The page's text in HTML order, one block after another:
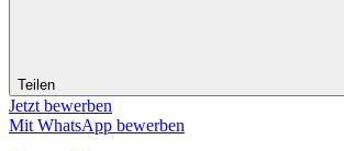
Teilen
Jetzt bewerben
Mit WhatsApp bewerben